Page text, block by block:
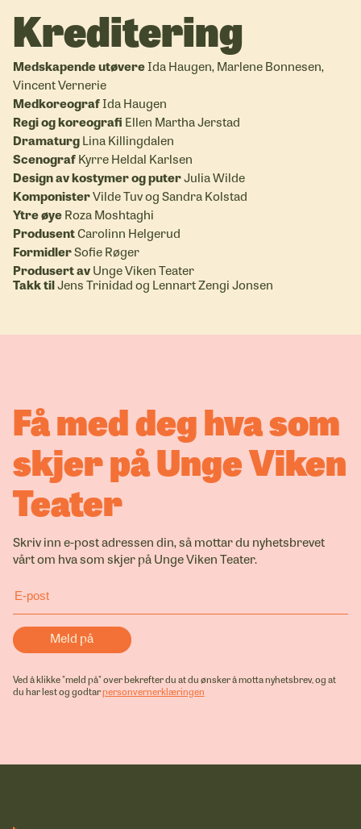
Kreditering
Medskapende utøvereIda Haugen, Marlene Bonnesen,
Vincent Vernerie
MedkoreografIda Haugen
Regi og koreografi Ellen Martha Jerstad
DramaturgLina Killingdalen
ScenografKyrre Heldal Karlsen
Design av kostymer og puterJulia Wilde
KomponisterVilde Tuv og Sandra Kolstad
Ytre øyeRoza Moshtaghi
ProdusentCarolinn Helgerud
FormidlerSofie Røger
Produsert avUnge Viken Teater
Takk tilJens Trinidad og Lennart Zengi Jonsen
Få med deg hva som
skjer på Unge Viken
Teater
Skriv inn e-post adressen din, så mottar du nyhetsbrevet
vårt om hva som skjer på Unge Viken Teater.
Ved å klikke "meld på" over bekrefter du at du ønsker å motta nyhetsbrev, og at
du har lest og godtarpersonvernerklæringen